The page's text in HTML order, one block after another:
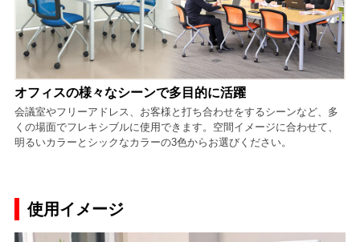
オフィスの様々なシーンで多目的に活躍
会議室やフリーアドレス、お客様と打ち合わせをするシーンなど、多
くの場面でフレキシブルに使用できます。空間イメージに合わせて、
明るいカラーとシックなカラーの3色からお選びください。
使用イメージ